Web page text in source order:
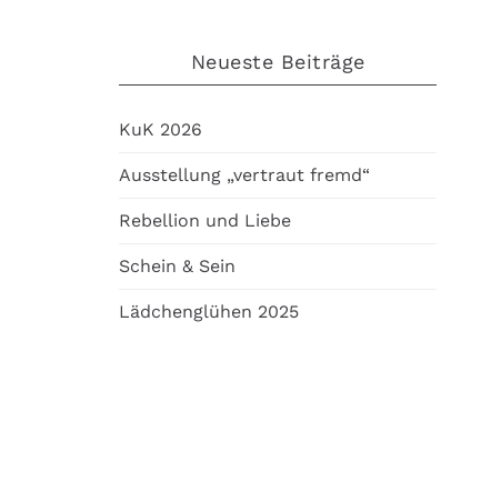
Neueste Beiträge
KuK 2026
Ausstellung „vertraut fremd“
Rebellion und Liebe
Schein & Sein
Lädchenglühen 2025